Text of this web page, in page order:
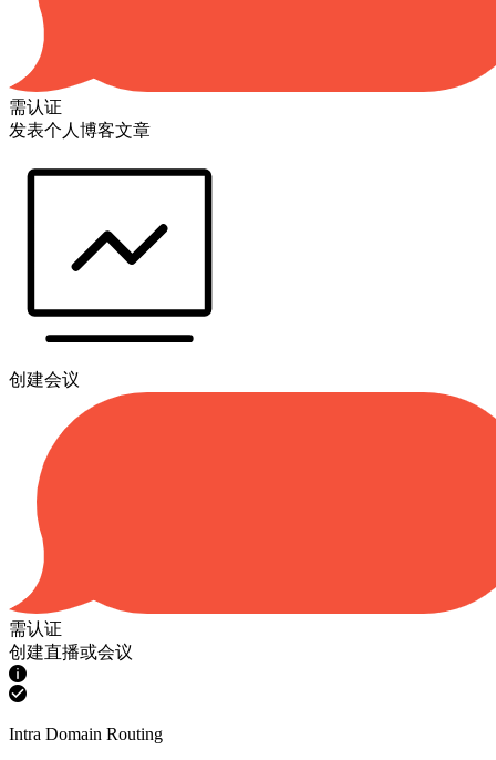
需认证
发表个人博客文章
创建会议
需认证
创建直播或会议
Intra Domain Routing